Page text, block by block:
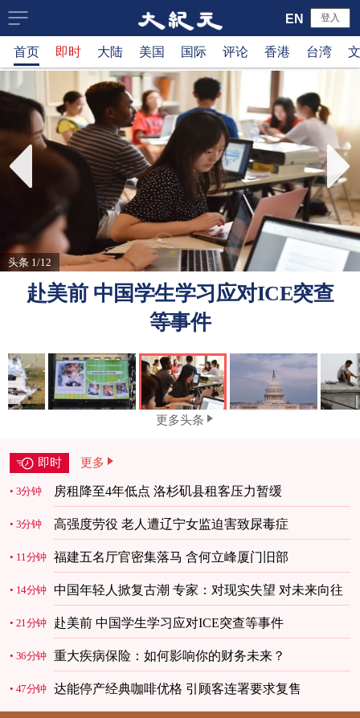
大
纪
新
网
登入
EN
首页 即时 大陆 美国 国际 评论 香港 台湾
头条 1/12
赴美前 中国学生学习应对ICE突查
等事件
更多头条
即时 更多
3分钟 房租降至4年低点 洛杉矶县租客压力暂缓
3分钟 高强度劳役 老人遭辽宁女监迫害致尿毒症
11分钟 福建五名厅官密集落马 含何立峰厦门旧部
14分钟 中国年轻人掀复古潮 专家：对现实失望 对未来向往
21分钟 赴美前 中国学生学习应对ICE突查等事件
36分钟 重大疾病保险：如何影响你的财务未来？
47分钟 达能停产经典咖啡优格 引顾客连署要求复售